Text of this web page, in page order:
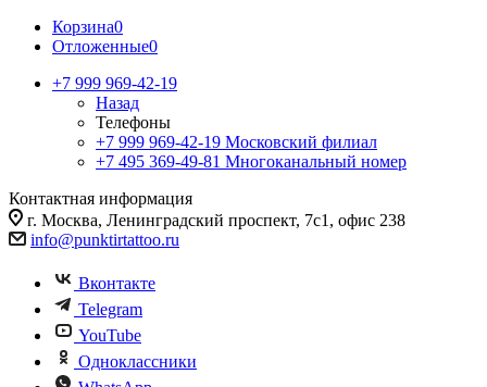
Корзина0
Отложенные0
+7 999 969-42-19
Назад
Телефоны
+7 999 969-42-19 Московский филиал
+7 495 369-49-81 Многоканальный номер
Контактная информация
г. Москва, Ленинградский проспект, 7с1, офис 238
info@punktirtattoo.ru
Вконтакте
Telegram
YouTube
Одноклассники